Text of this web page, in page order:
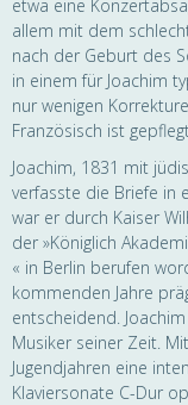
etwa eine
allem mit dem
nach der Geburt des
in einem für Joachim
nur wenigen
Französisch ist
Joachim, 1831 mit
verfasste die Briefe in
war er durch Kaiser
der »Königlich
« in Berlin berufen
kommenden Jahre
entscheidend.
Musiker seiner Zeit.
Jugendjahren eine
Klaviersonate C-Dur